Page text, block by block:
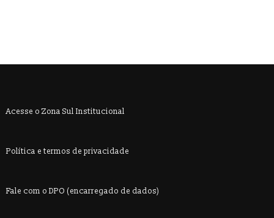
Acesse o Zona Sul Institucional
Política e termos de privacidade
Fale com o DPO (encarregado de dados)